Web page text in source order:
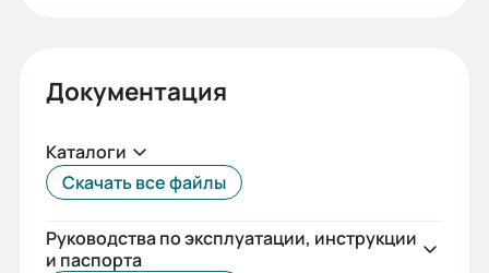
Документация
Каталоги
Скачать все файлы
Руководства по эксплуатации, инструкции
и паспорта